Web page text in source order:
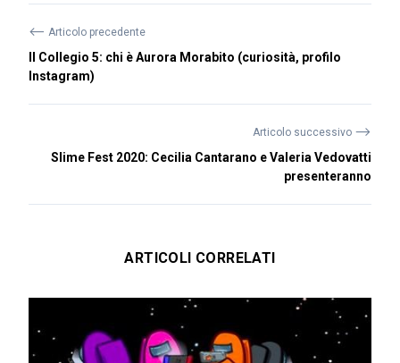
⟵ Articolo precedente
Il Collegio 5: chi è Aurora Morabito (curiosità, profilo
Instagram)
Articolo successivo ⟶
Slime Fest 2020: Cecilia Cantarano e Valeria Vedovatti
presenteranno
ARTICOLI CORRELATI